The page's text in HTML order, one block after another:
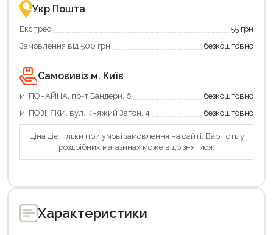
Укр Пошта
Експрес
55 грн
Замовлення від 500 грн
безкоштовно
Самовивіз м. Київ
м. ПОЧАЙНА, пр-т Бандери, 6
безкоштовно
м. ПОЗНЯКИ, вул. Княжий Затон, 4
безкоштовно
Ціна діє тільки при умові замовлення на сайті. Вартість у
роздрібних магазинах може відрізнятися.
Характеристики